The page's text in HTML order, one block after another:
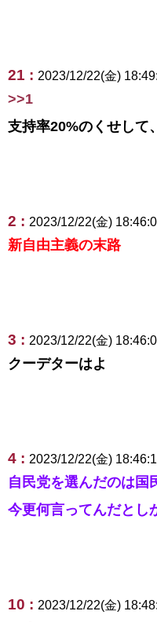
21 : 2023/12/22(金)
>>1
支持率20%のくせして
2 : 2023/12/22(金)
新自由主義の末路
3 : 2023/12/22(金)
クーデターはよ
4 : 2023/12/22(金)
自民党を選んだのは国
今更何言ってんだとし
10 : 2023/12/22(金)